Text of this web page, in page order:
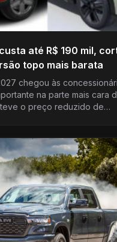
até R$ 190 mil,
topo mais barata
chegou às
na parte mais cara
teve o preço reduzido de…